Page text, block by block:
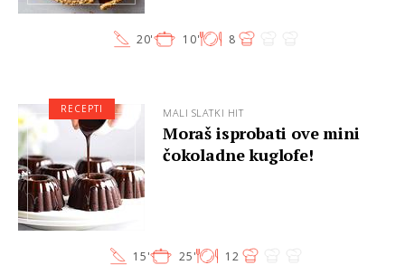
20' 10' 8
MALI SLATKI HIT
Moraš isprobati ove mini
čokoladne kuglofe!
15' 25' 12
RECEPTI